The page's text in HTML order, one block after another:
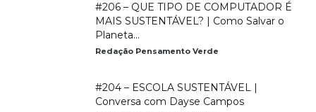
#206 – QUE TIPO DE COMPUTADOR É
MAIS SUSTENTÁVEL? | Como Salvar o
Planeta...
Redação Pensamento Verde
#204 – ESCOLA SUSTENTÁVEL |
Conversa com Dayse Campos